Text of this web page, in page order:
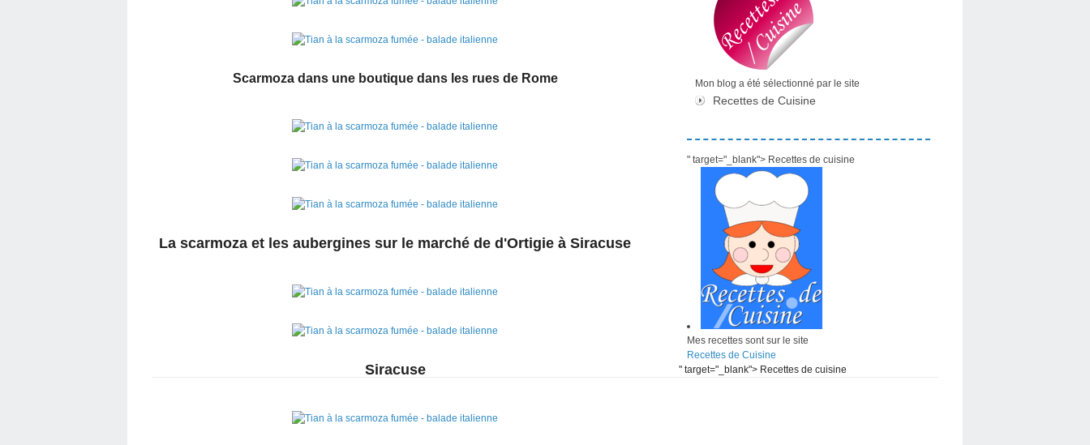
Scarmoza dans une boutique dans les rues de Rome
La scarmoza et les aubergines sur le marché de d'Ortigie à Siracuse
Siracuse
Mon blog a été sélectionné par le site
Recettes de Cuisine
" target="_blank"> Recettes de cuisine
Mes recettes sont sur le site
Recettes de Cuisine
" target="_blank"> Recettes de cuisine